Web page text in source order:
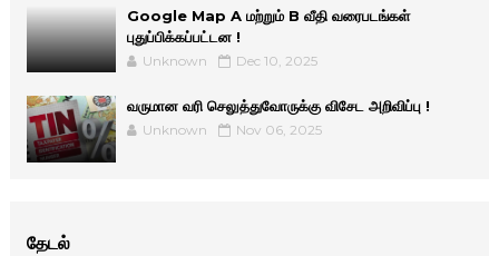
Google Map A மற்றும் B வீதி வரைபடங்கள்
புதுப்பிக்கப்பட்டன !
Unknown Dec 10, 2025
வருமான வரி செலுத்துவோருக்கு விசேட அறிவிப்பு !
Unknown Nov 06, 2025
தேடல்